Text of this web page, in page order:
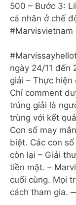
500 – Bước 3:
cá nhân ở chế
#Marvisvietnam
ngày 24/11 đến
giải – Thực
Chỉ comment
trúng giải là
trùng với kết
Con số may
biệt. Các con
còn lại – Giải
tiền mặt. –
cuối cùng. Mọi
cách tham gia.